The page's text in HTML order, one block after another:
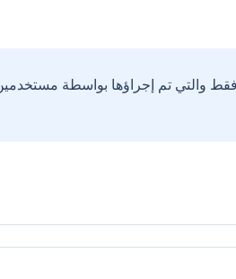
والتي تم إجراؤها بواسطة